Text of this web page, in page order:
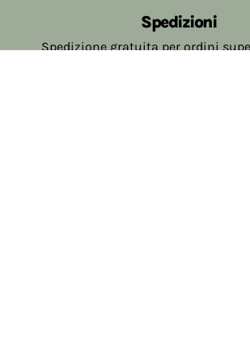
Spedizioni
Spedizione gratuita per ordini